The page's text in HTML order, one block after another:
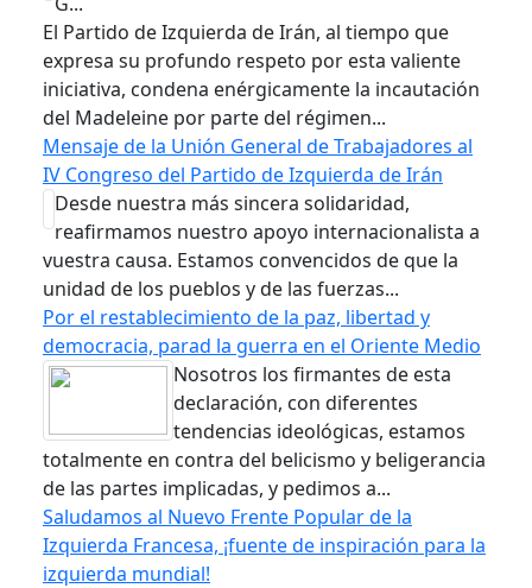
El Partido de Izquierda de Irán, al tiempo que
expresa su profundo respeto por esta valiente
iniciativa, condena enérgicamente la incautación
del Madeleine por parte del régimen...
Mensaje de la Unión General de Trabajadores al
IV Congreso del Partido de Izquierda de Irán
‎⁨Desde nuestra más sincera solidaridad,
reafirmamos nuestro apoyo internacionalista a
vuestra causa. Estamos convencidos de que la
unidad de los pueblos y de las fuerzas...
Por el restablecimiento de la paz, libertad y
democracia, parad la guerra en el Oriente Medio
Nosotros los firmantes de esta
declaración, con diferentes
tendencias ideológicas, estamos
totalmente en contra del belicismo y beligerancia
de las partes implicadas, y pedimos a...
Saludamos al Nuevo Frente Popular de la
Izquierda Francesa, ¡fuente de inspiración para la
izquierda mundial!